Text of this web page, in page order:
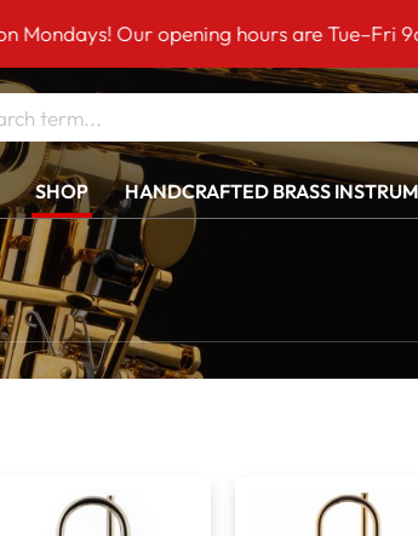
Our opening hours are Tue–Fri 9am to
SHOP HANDCRAFTED BRASS